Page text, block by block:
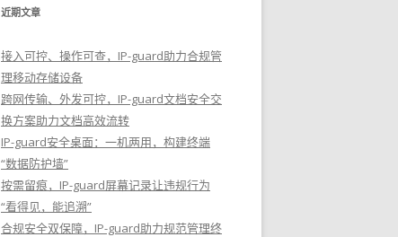
近期文章
接入可控、操作可查，IP-guard助力合规管
理移动存储设备
跨网传输、外发可控，IP-guard文档安全交
换方案助力文档高效流转
IP-guard安全桌面：一机两用，构建终端
“数据防护墙”
按需留痕，IP-guard屏幕记录让违规行为
“看得见，能追溯”
合规安全双保障，IP-guard助力规范管理终